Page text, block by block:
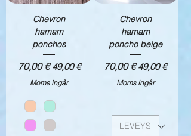
Chevron
hamam
ponchos
Ordinarie pris
70,00 €Reapris
49,00 €
Moms ingår
Chevron
hamam
poncho beige
Ordinarie pris
70,00 € Reapris
49,00 €
Moms ingår